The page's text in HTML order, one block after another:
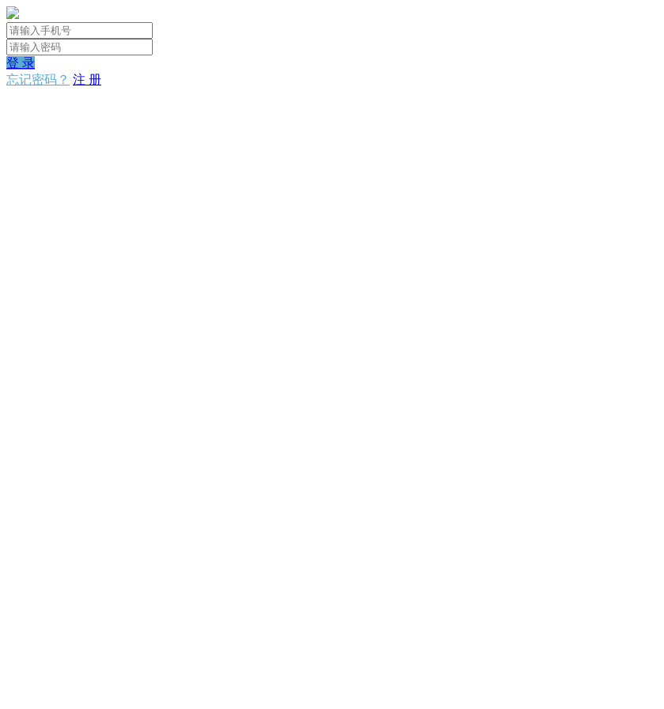
登 录
忘记密码？ 注 册